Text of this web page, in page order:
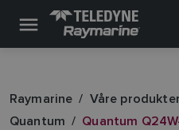
Raymarine Våre produkter
Quantum
Quantum